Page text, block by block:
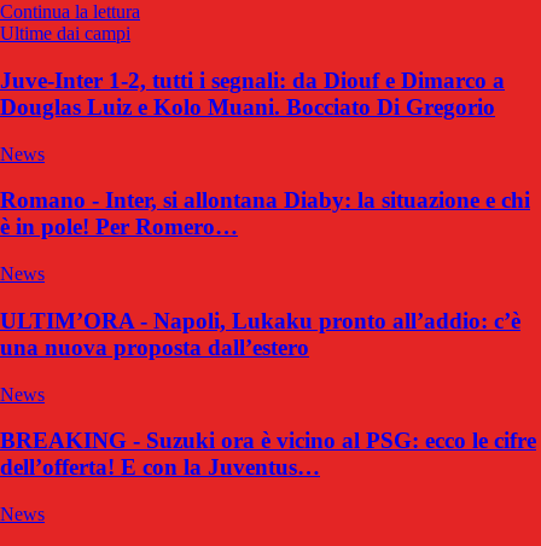
Continua la lettura
Ultime dai campi
Juve-Inter 1-2, tutti i segnali: da Diouf e Dimarco a
Douglas Luiz e Kolo Muani. Bocciato Di Gregorio
News
Romano - Inter, si allontana Diaby: la situazione e chi
è in pole! Per Romero…
News
ULTIM’ORA - Napoli, Lukaku pronto all’addio: c’è
una nuova proposta dall’estero
News
BREAKING - Suzuki ora è vicino al PSG: ecco le cifre
dell’offerta! E con la Juventus…
News